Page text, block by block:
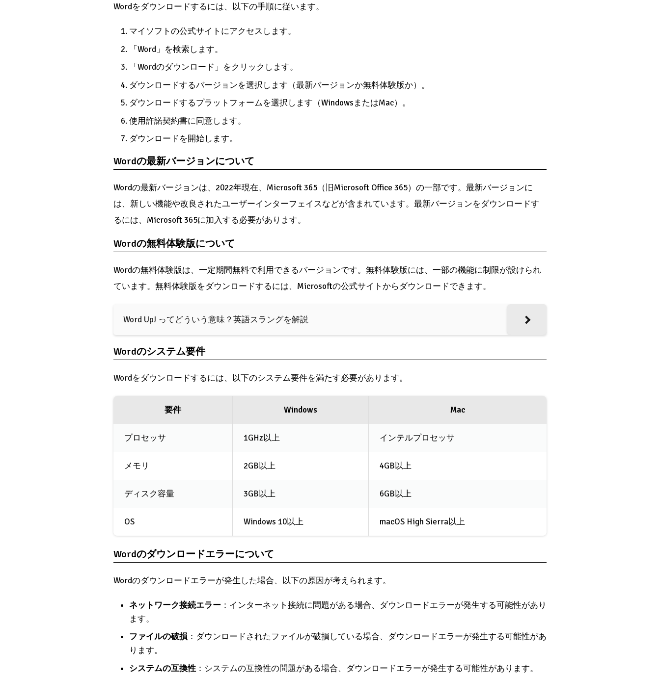
Wordをダウンロードするには、以下の手順に従います。
マイソフトの公式サイトにアクセスします。
「Word」を検索します。
「Wordのダウンロード」をクリックします。
ダウンロードするバージョンを選択します（最新バージョンか無料体験版か）。
ダウンロードするプラットフォームを選択します（WindowsまたはMac）。
使用許諾契約書に同意します。
ダウンロードを開始します。
Wordの最新バージョンについて
Wordの最新バージョンは、2022年現在、Microsoft 365（旧Microsoft Office 365）の一部です。最新バージョンに
は、新しい機能や改良されたユーザーインターフェイスなどが含まれています。最新バージョンをダウンロードす
るには、Microsoft 365に加入する必要があります。
Wordの無料体験版について
Wordの無料体験版は、一定期間無料で利用できるバージョンです。無料体験版には、一部の機能に制限が設けられ
ています。無料体験版をダウンロードするには、Microsoftの公式サイトからダウンロードできます。
Word Up! ってどういう意味？英語スラングを解説
Wordのシステム要件
Wordをダウンロードするには、以下のシステム要件を満たす必要があります。
要件 Windows Mac
プロセッサ 1GHz以上 インテルプロセッサ
メモリ 2GB以上 4GB以上
ディスク容量 3GB以上 6GB以上
OS Windows 10以上 macOS High Sierra以上
Wordのダウンロードエラーについて
Wordのダウンロードエラーが発生した場合、以下の原因が考えられます。
ネットワーク接続エラー ：インターネット接続に問題がある場合、ダウンロードエラーが発生する可能性があり
ます。
ファイルの破損 ：ダウンロードされたファイルが破損している場合、ダウンロードエラーが発生する可能性があ
ります。
システムの互換性 ：システムの互換性の問題がある場合、ダウンロードエラーが発生する可能性があります。